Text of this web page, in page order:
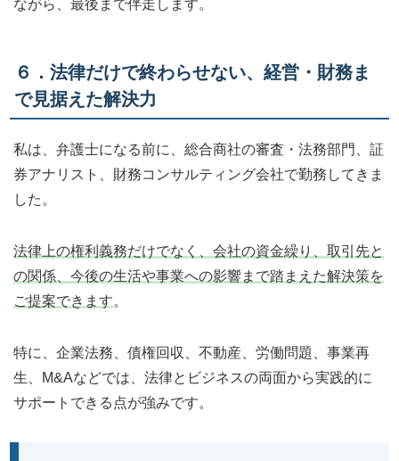
ながら、最後まで伴走します。
６．法律だけで終わらせない、経営・財務ま
で見据えた解決力
私は、弁護士になる前に、総合商社の審査・法務部門、証
券アナリスト、財務コンサルティング会社で勤務してきま
した。
法律上の権利義務だけでなく、会社の資金繰り、取引先と
の関係、今後の生活や事業への影響まで踏まえた解決策を
ご提案できます。
特に、企業法務、債権回収、不動産、労働問題、事業再
生、M&Aなどでは、法律とビジネスの両面から実践的に
サポートできる点が強みです。